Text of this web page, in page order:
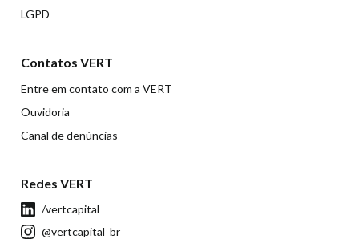
LGPD
Contatos VERT
Entre em contato com a VERT
Ouvidoria
Canal de denúncias
Redes VERT
/vertcapital
@vertcapital_br